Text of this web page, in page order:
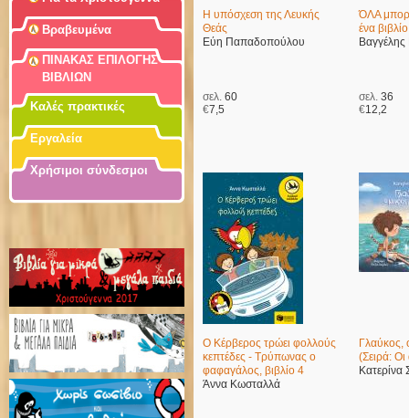
Η υπόσχεση της Λευκής
Θεάς
Εύη Παπαδοπούλου
σελ. 60
€7,5
ΌΛΑ
ένα βιβλίο
σελ. 36
€12,2
Ο Κέρβερος τρώει φολλούς
κεπτέδες - Τρύπωνας ο
φαφαγάλος, βιβλίο 4
Άννα Κωσταλλά
Γλαύκος,
(Σειρά: Οι
Κατερίνα
Βραβευμένα
ΠΙΝΑΚΑΣ ΕΠΙΛΟΓΗΣ
ΒΙΒΛΙΩΝ
Καλές πρακτικές
Εργαλεία
Χρήσιμοι σύνδεσμοι